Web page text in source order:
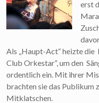
erst
Als „Haupt-Act“ heizte die
Club Orkestar“, um den
ordentlich ein. Mit ihrer
brachten sie das Publikum
Mitklatschen.